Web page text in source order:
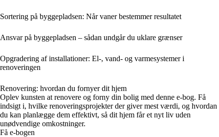
Sortering på byggepladsen: Når vaner bestemmer resultatet
Ansvar på byggepladsen – sådan undgår du uklare grænser
Opgradering af installationer: El-, vand- og varmesystemer i
renoveringen
Renovering: hvordan du fornyer dit hjem
Oplev kunsten at renovere og forny din bolig med denne e-bog. Få
indsigt i, hvilke renoveringsprojekter der giver mest værdi, og hvordan
du kan planlægge dem effektivt, så dit hjem får et nyt liv uden
unødvendige omkostninger.
Få e-bogen